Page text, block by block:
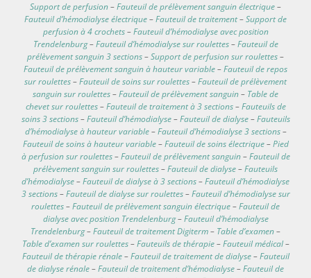
Support de perfusion–Fauteuil de prélèvement sanguin électrique–
Fauteuil d’hémodialyse électrique–Fauteuil de traitement–Support de
perfusion à 4 crochets–Fauteuil d’hémodialyse avec position
Trendelenburg–Fauteuil d’hémodialyse sur roulettes–Fauteuil de
prélèvement sanguin 3 sections–Support de perfusion sur roulettes–
Fauteuil de prélèvement sanguin à hauteur variable–Fauteuil de repos
sur roulettes–Fauteuil de soins sur roulettes–Fauteuil de prélèvement
sanguin sur roulettes–Fauteuil de prélèvement sanguin– Table de
chevet sur roulettes–Fauteuil de traitement à 3 sections–Fauteuils de
soins 3 sections–Fauteuil d’hémodialyse–Fauteuil de dialyse–Fauteuils
d’hémodialyse à hauteur variable–Fauteuil d’hémodialyse 3 sections–
Fauteuil de soins à hauteur variable–Fauteuil de soins électrique–Pied
à perfusion sur roulettes–Fauteuil de prélèvement sanguin–Fauteuil de
prélèvement sanguin sur roulettes–Fauteuil de dialyse–Fauteuils
d’hémodialyse–Fauteuil de dialyse à 3 sections–Fauteuil d’hémodialyse
3 sections–Fauteuil de dialyse sur roulettes–Fauteuil d’hémodialyse sur
roulettes–Fauteuil de prélèvement sanguin électrique–Fauteuil de
dialyse avec position Trendelenburg–Fauteuil d’hémodialyse
Trendelenburg–Fauteuil de traitement Digiterm– Table d’examen–
Table d’examen sur roulettes–Fauteuils de thérapie–Fauteuil médical–
Fauteuil de thérapie rénale–Fauteuil de traitement de dialyse–Fauteuil
de dialyse rénale–Fauteuil de traitement d’hémodialyse–Fauteuil de